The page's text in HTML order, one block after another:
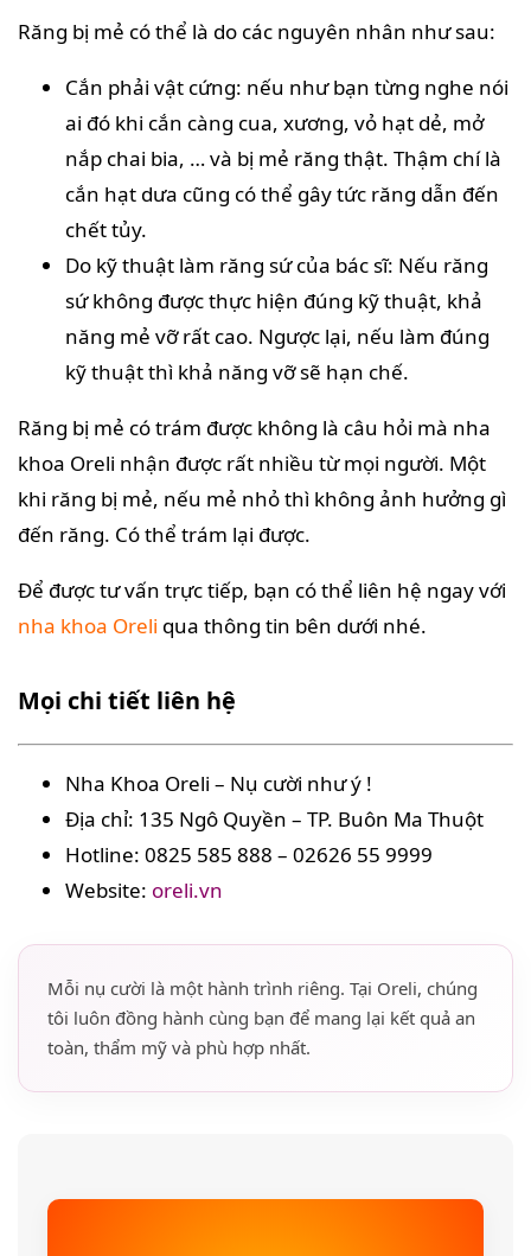
Răng bị mẻ có thể là do các nguyên nhân như sau:
Cắn phải vật cứng: nếu như bạn từng nghe nói
ai đó khi cắn càng cua, xương, vỏ hạt dẻ, mở
nắp chai bia, … và bị mẻ răng thật. Thậm chí là
cắn hạt dưa cũng có thể gây tức răng dẫn đến
chết tủy.
Do kỹ thuật làm răng sứ của bác sĩ: Nếu răng
sứ không được thực hiện đúng kỹ thuật, khả
năng mẻ vỡ rất cao. Ngược lại, nếu làm đúng
kỹ thuật thì khả năng vỡ sẽ hạn chế.
Răng bị mẻ có trám được không là câu hỏi mà nha
khoa Oreli nhận được rất nhiều từ mọi người. Một
khi răng bị mẻ, nếu mẻ nhỏ thì không ảnh hưởng gì
đến răng. Có thể trám lại được.
Để được tư vấn trực tiếp, bạn có thể liên hệ ngay với
nha khoa Oreli qua thông tin bên dưới nhé.
Mọi chi tiết liên hệ
Nha Khoa Oreli – Nụ cười như ý !
Địa chỉ: 135 Ngô Quyền – TP. Buôn Ma Thuột
Hotline: 0825 585 888 – 02626 55 9999
Website: oreli.vn
Mỗi nụ cười là một hành trình riêng. Tại Oreli, chúng
tôi luôn đồng hành cùng bạn để mang lại kết quả an
toàn, thẩm mỹ và phù hợp nhất.